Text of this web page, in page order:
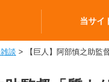
当サイ
談 > 【巨人】阿部慎之助監